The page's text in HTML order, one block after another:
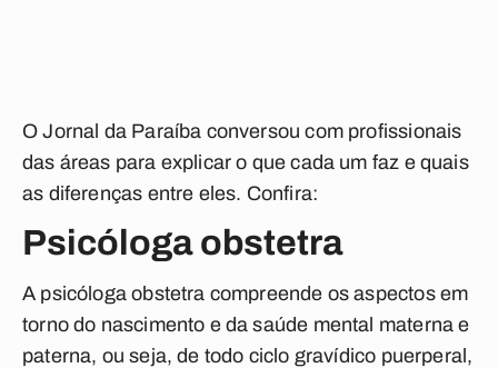
O Jornal da Paraíba conversou com profissionais
das áreas para explicar o que cada um faz e quais
as diferenças entre eles. Confira:
Psicóloga obstetra
A psicóloga obstetra compreende os aspectos em
torno do nascimento e da saúde mental materna e
paterna, ou seja, de todo ciclo gravídico puerperal,